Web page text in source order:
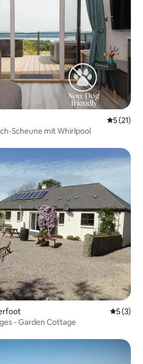
5 (21)
Scheune mit Whirlpool
5 (3)
- Garden Cottage